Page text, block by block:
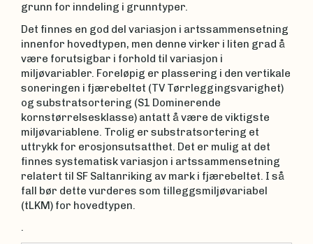
grunn for inndeling i grunntyper.
Det finnes en god del variasjon i artssammensetning
innenfor hovedtypen, men denne virker i liten grad å
være forutsigbar i forhold til variasjon i
miljøvariabler. Foreløpig er plassering i den vertikale
soneringen i fjærebeltet (TV Tørrleggingsvarighet)
og substratsortering (S1 Dominerende
kornstørrelsesklasse) antatt å være de viktigste
miljøvariablene. Trolig er substratsortering et
uttrykk for erosjonsutsatthet. Det er mulig at det
finnes systematisk variasjon i artssammensetning
relatert til SF Saltanriking av mark i fjærebeltet. I så
fall bør dette vurderes som tilleggsmiljøvariabel
(tLKM) for hovedtypen.
.